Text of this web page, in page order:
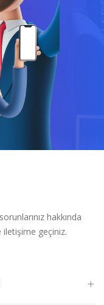
hakkında
iletişime geçiniz.